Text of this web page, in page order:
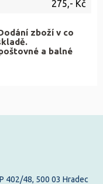
275,- Kč
zboží v co
a balné
402/48, 500 03 Hradec